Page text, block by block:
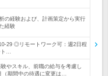
の経験および、計画策定から実行
経験
29 ◎リモートワーク可：週2日程
…
やスキル、前職の給与を考慮し
期間中の待遇に変更は…